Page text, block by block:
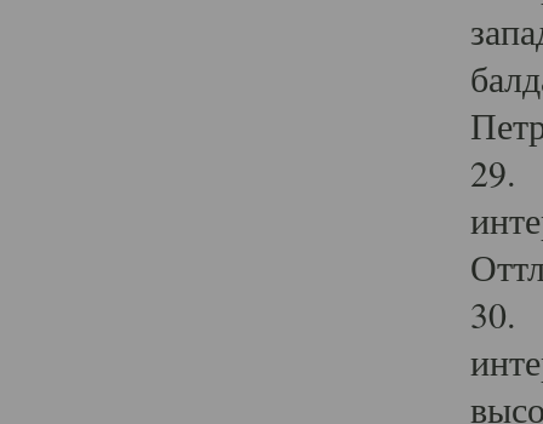
29.
30.